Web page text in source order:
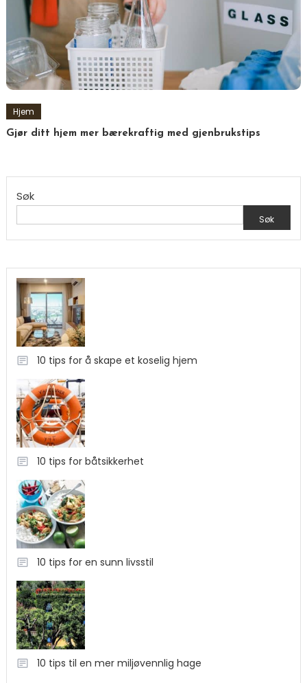
Hjem
Gjør ditt hjem mer bærekraftig med gjenbrukstips
Søk
Søk
10 tips for å skape et koselig hjem
10 tips for båtsikkerhet
10 tips for en sunn livsstil
10 tips til en mer miljøvennlig hage